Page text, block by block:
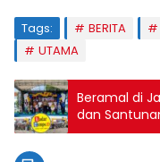
Tags: BERITA
UTAMA
Beramal di
dan
Sampang